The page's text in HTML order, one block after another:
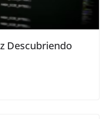
Descubriendo